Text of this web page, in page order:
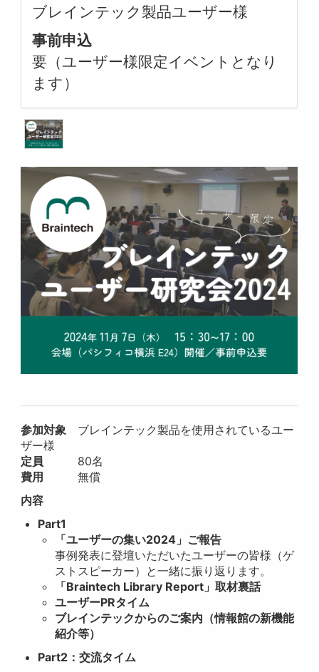
ブレインテック製品ユーザー様
事前申込
要（ユーザー様限定イベントとなり
ます）
参加対象 ブレインテック製品を使用されているユー
ザー様
定員 80名
費用
無償
内容
Part1
「ユーザーの集い2024」ご報告
事例発表に登壇いただいたユーザーの皆様（ゲ
ストスピーカー）と一緒に振り返ります。
「Braintech Library Report」取材裏話
ユーザーPRタイム
ブレインテックからのご案内（情報館の新機能
紹介等）
Part2：交流タイム